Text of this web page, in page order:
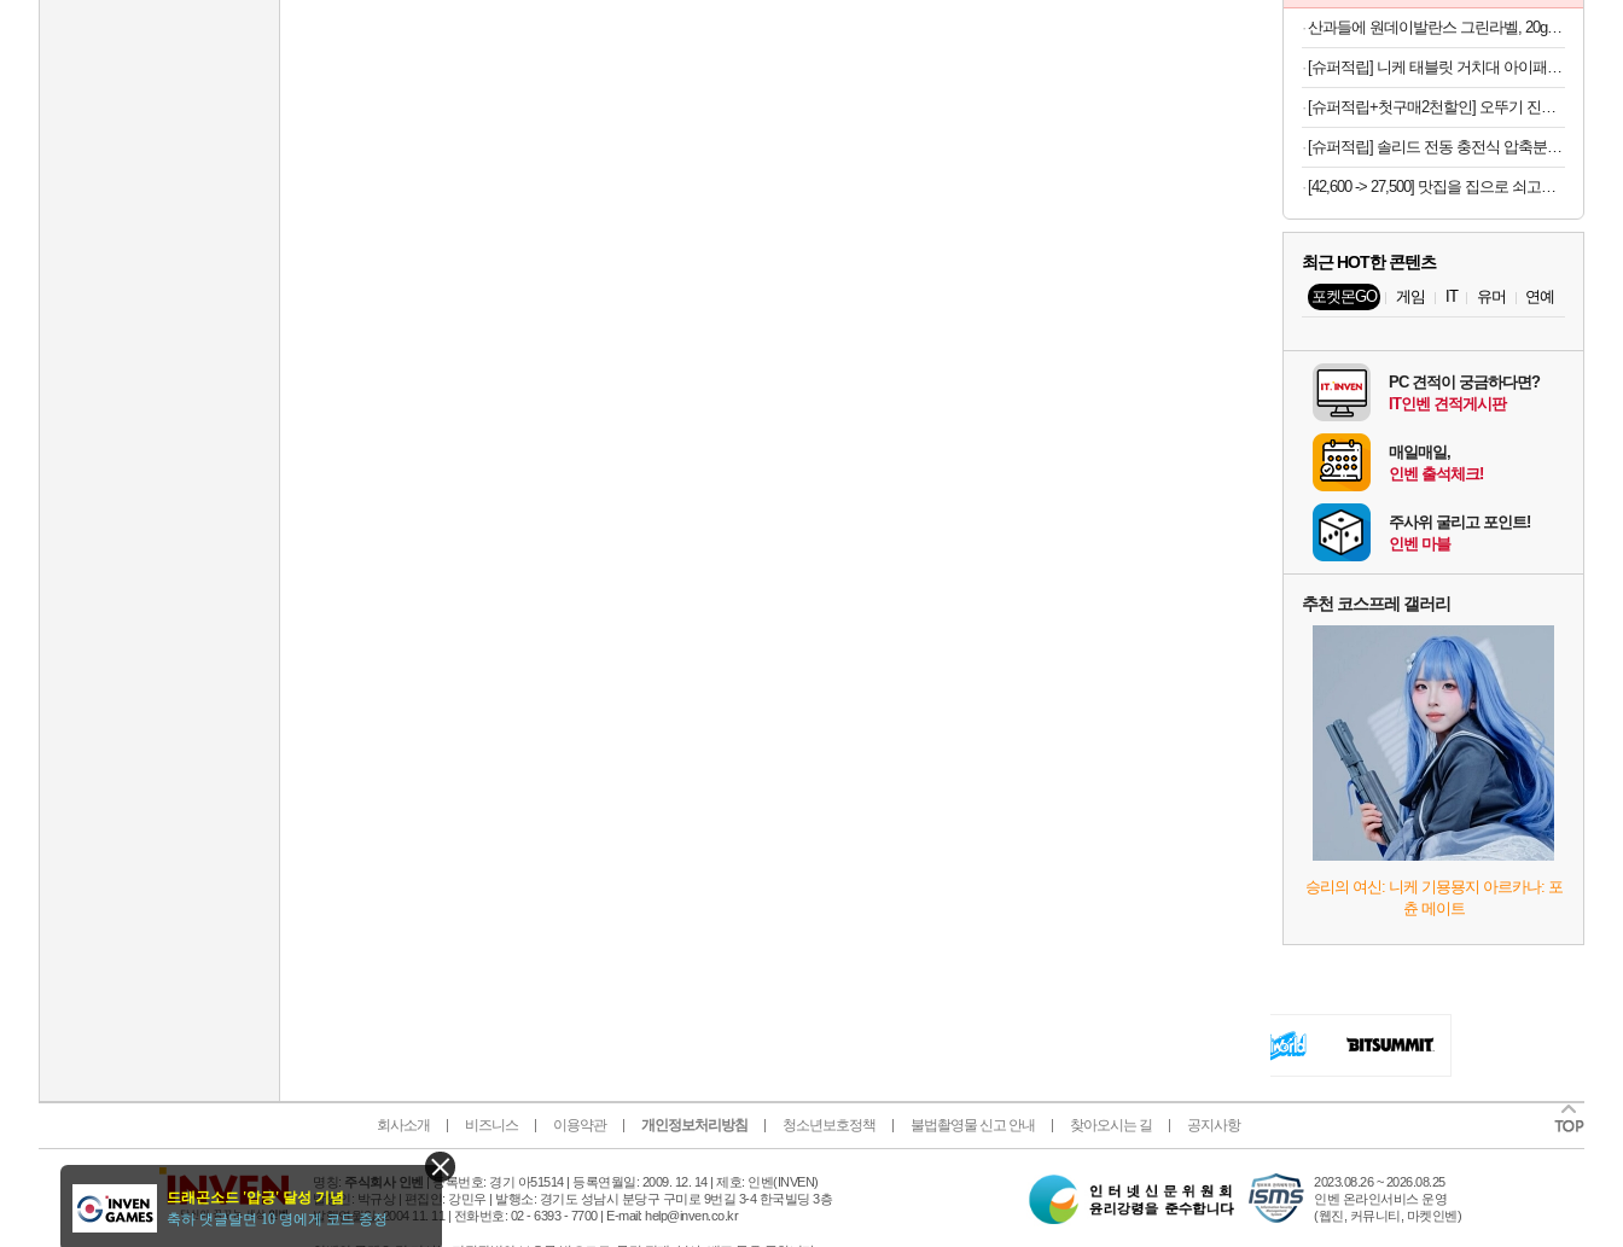
산과들에 원데이발란스 그린라벨, 20g, 100봉
[슈퍼적립] 니케 태블릿 거치대 아이패드 거치대 침대 갤럭시탭 패드 The Comfy
[슈퍼적립+첫구매2천할인] 오뚜기 진짬뽕 130g, 16개
[슈퍼적립] 솔리드 전동 충전식 압축분무기 세차폼건 자동 농약 무선 충전 2L SOL-EP15
[42,600 -> 27,500] 맛집을 집으로 쇠고기 샤브샤브 밀키트 1.2kg
최근 HOT한 콘텐츠
포켓몬GO 게임 IT 유머 연예
PC 견적이 궁금하다면?
IT인벤 견적게시판
매일매일,
인벤 출석체크!
주사위 굴리고 포인트!
인벤 마블
추천 코스프레 갤러리
승리의 여신: 니케 기묭묭지 아르카나: 포
츈 메이트
회사소개 비즈니스 이용약관 개인정보처리방침 청소년보호정책 불법촬영물 신고 안내 찾아오시는 길 공지사항
명칭: 주식회사 인벤 | 등록번호: 경기 아51514 | 등록연월일: 2009. 12. 14 | 제호: 인벤 (INVEN)
발행인: 박규상 | 편집인: 강민우 | 발행소: 경기도 성남시 분당구 구미로 9번길 3-4 한국빌딩 3층
발행연월일: 2004 11. 11 |
전화번호: 02 - 6393 - 7700 | E-mail: help@inven.co.kr
터
2023.08.26 ~ 2026.08.25
인벤 온라인서비스 운영
(웹진, 커뮤니티, 마켓인벤)
드래곤소드 '압긍' 달성 기념
축하 댓글달면 10 명에게 코드 증정